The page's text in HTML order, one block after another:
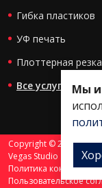
Гибка пластиков
УФ печать
Плоттерная резка
Все услуги
Copyright © 2020 -
Vegas Studio
Политика
Пользовательское
Мы